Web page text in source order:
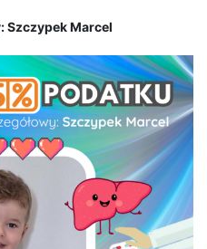
Szczypek Marcel